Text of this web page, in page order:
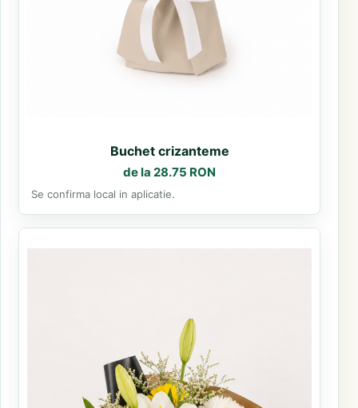
Buchet crizanteme
de la 28.75 RON
Se confirma local in aplicatie.